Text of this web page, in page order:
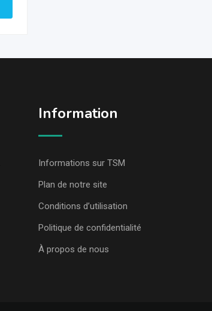
Information
Informations sur TSM
Plan de notre site
Conditions d’utilisation
Politique de confidentialité
À propos de nous